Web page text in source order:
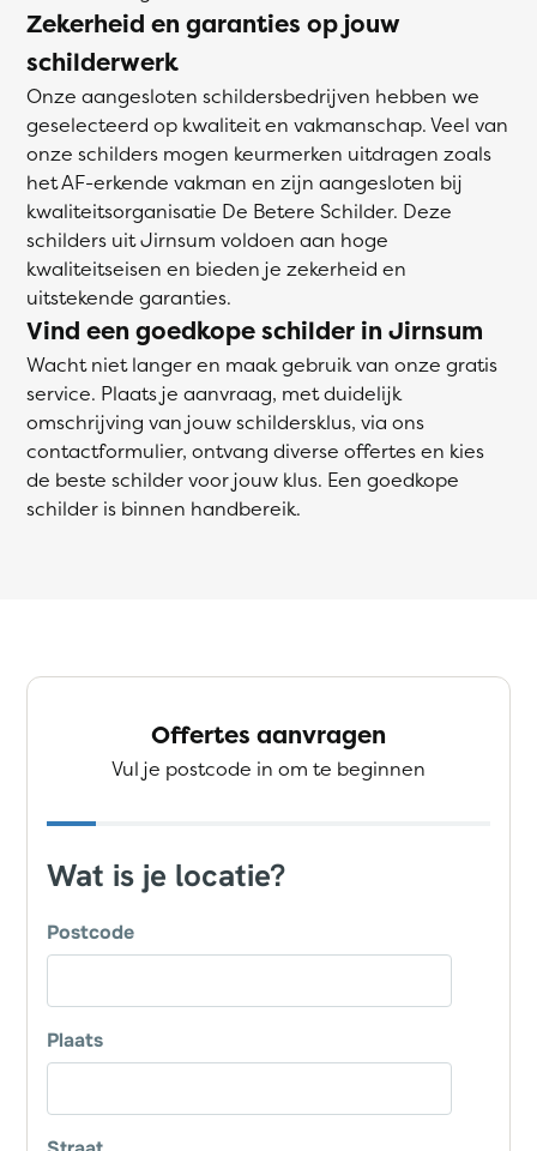
Zekerheid en garanties op jouw
schilderwerk
Onze aangesloten schildersbedrijven hebben we
geselecteerd op kwaliteit en vakmanschap. Veel van
onze schilders mogen keurmerken uitdragen zoals
het AF-erkende vakman en zijn aangesloten bij
kwaliteitsorganisatie De Betere Schilder. Deze
schilders uit Jirnsum voldoen aan hoge
kwaliteitseisen en bieden je zekerheid en
uitstekende garanties.
Vind een goedkope schilder in Jirnsum
Wacht niet langer en maak gebruik van onze gratis
service. Plaats je aanvraag, met duidelijk
omschrijving van jouw schildersklus, via ons
contactformulier, ontvang diverse offertes en kies
de beste schilder voor jouw klus. Een goedkope
schilder is binnen handbereik.
Offertes aanvragen
Vul je postcode in om te beginnen